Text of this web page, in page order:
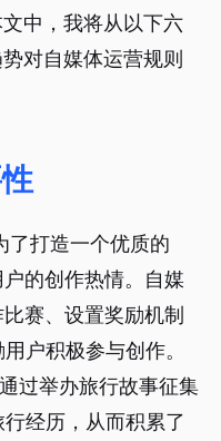
中，我将从以下六
对自媒体运营规则
了打造一个优质的
的创作热情。自媒
赛、设置奖励机制
户积极参与创作。
过举办旅行故事征集
经历，从而积累了